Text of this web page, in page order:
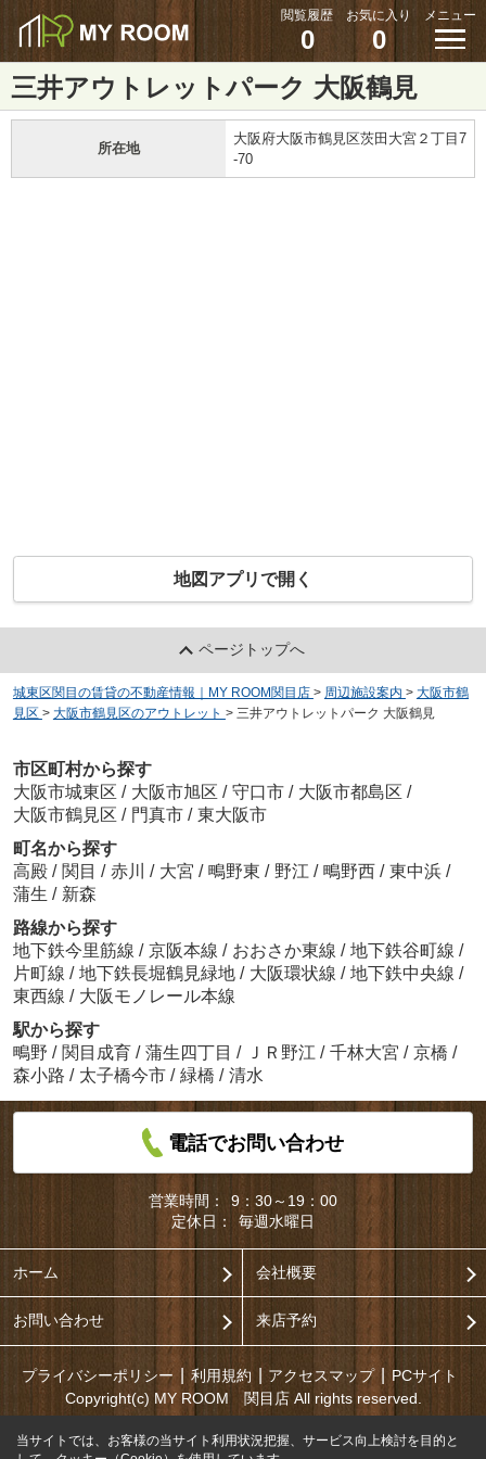
閲覧履歴
0
お気に入り
0
メニュー
三井アウトレットパーク 大阪鶴見
所在地
大阪府大阪市鶴見区茨田大宮２丁目7
-70
地図アプリで開く
ページトップへ
城東区関目の賃貸の不動産情報｜MY ROOM関目店 > 周辺施設案内 > 大阪市鶴
見区 > 大阪市鶴見区のアウトレット > 三井アウトレットパーク 大阪鶴見
市区町村から探す
大阪市城東区 / 大阪市旭区 / 守口市 / 大阪市都島区 /
大阪市鶴見区 / 門真市 / 東大阪市
町名から探す
高殿 / 関目 / 赤川 / 大宮 / 鴫野東 / 野江 / 鴫野西 / 東中浜 /
蒲生 / 新森
路線から探す
地下鉄今里筋線 / 京阪本線 / おおさか東線 / 地下鉄谷町線 /
片町線 / 地下鉄長堀鶴見緑地 / 大阪環状線 / 地下鉄中央線 /
東西線 / 大阪モノレール本線
駅から探す
鴫野 / 関目成育 / 蒲生四丁目 / ＪＲ野江 / 千林大宮 / 京橋 /
森小路 / 太子橋今市 / 緑橋 / 清水
電話でお問い合わせ
営業時間：
9：30～19：00
定休日：
毎週水曜日
ホーム 会社概要
お問い合わせ 来店予約
プライバシーポリシー 利用規約 アクセスマップ
PCサイト
Copyright(c) MY ROOM 関目店 All rights reserved.
当サイトでは、お客様の当サイト利用状況把握、サービス向上検討を目的と